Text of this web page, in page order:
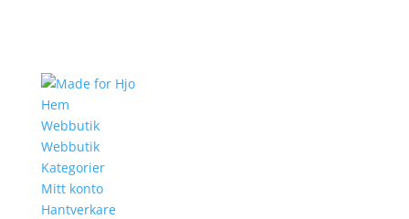
Hem
Webbutik
Webbutik
Kategorier
Mitt konto
Hantverkare